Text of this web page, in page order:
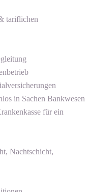
tariflichen
in Sachen Bankwesen
für ein
Nachtschicht,